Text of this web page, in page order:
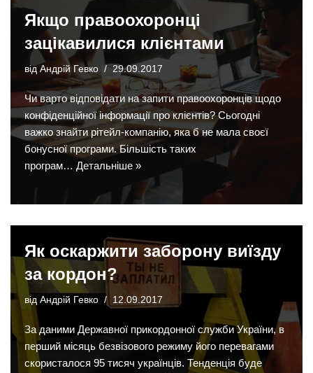
Якщо правоохоронці
зацікавилися клієнтами
від Андрій Гевко 29.09.2017
Чи варто відповідати на запити правоохоронців щодо
конфіденційної інформації про клієнтів? Сьогодні
важко знайти рітейл-компанію, яка б не мала своєї
бонусної програми. Більшість таких
програм… Детальніше »
Як оскаржити заборону виїзду
за кордон?
від Андрій Гевко 12.09.2017
За даними Державної прикордонної служби України, в
перший місяць безвізового режиму його перевагами
скористалося 95 тисяч українців. Тенденція буде